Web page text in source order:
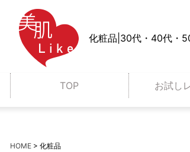
化粧品|30代・40代・
TOP お試し
HOME > 化粧品